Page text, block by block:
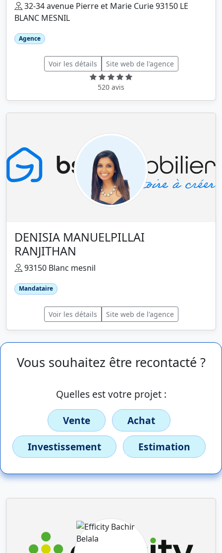
32-34 avenue Pierre et Marie Curie 93150 LE
BLANC MESNIL
Agence
Voir les détails Site web de l'agence
520 avis
DENISIA MANUELPILLAI
RANJITHAN
93150 Blanc mesnil
Mandataire
Voir les détails Site web de l'agence
Vous souhaitez être recontacté ?
Quelles est votre projet :
Vente
Achat
Investissement
Estimation